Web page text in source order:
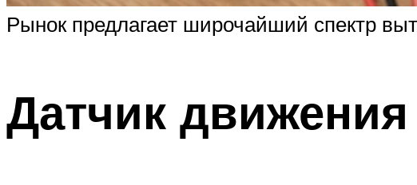
Рынок предлагает широчайший спектр
Датчик движения